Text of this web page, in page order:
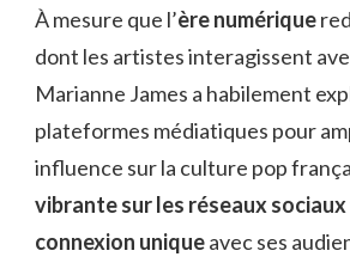
À mesure que l’ère numérique
dont les artistes interagissent
Marianne James a habilement
plateformes médiatiques pour
influence sur la culture pop
vibrante sur les réseaux sociaux
connexion uniqueavec ses